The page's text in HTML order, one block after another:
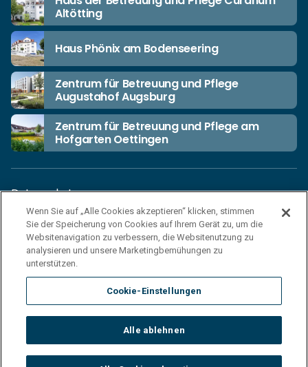
Altötting
Haus Phönix am Bodenseering
Zentrum für Betreuung und Pflege
Augustahof Augsburg
Zentrum für Betreuung und Pflege am
Hofgarten Oettingen
© 2026 Korian Deutschland GmbH
Datenschutz
Unsere Netiquette
Einkaufsbedingungen
Haftungsausschluss
Impressum
Cookies
Wenn Sie auf „Alle Cookies akzeptieren“ klicken, stimmen
Sie der Speicherung von Cookies auf Ihrem Gerät zu, um die
Websitenavigation zu verbessern, die Websitenutzung zu
analysieren und unsere Marketingbemühungen zu
unterstützen.
Cookie-Einstellungen
Alle ablehnen